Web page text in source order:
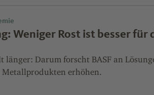
Weniger Rost ist besser für
länger: Darum forscht BASF an
Metallprodukten erhöhen.